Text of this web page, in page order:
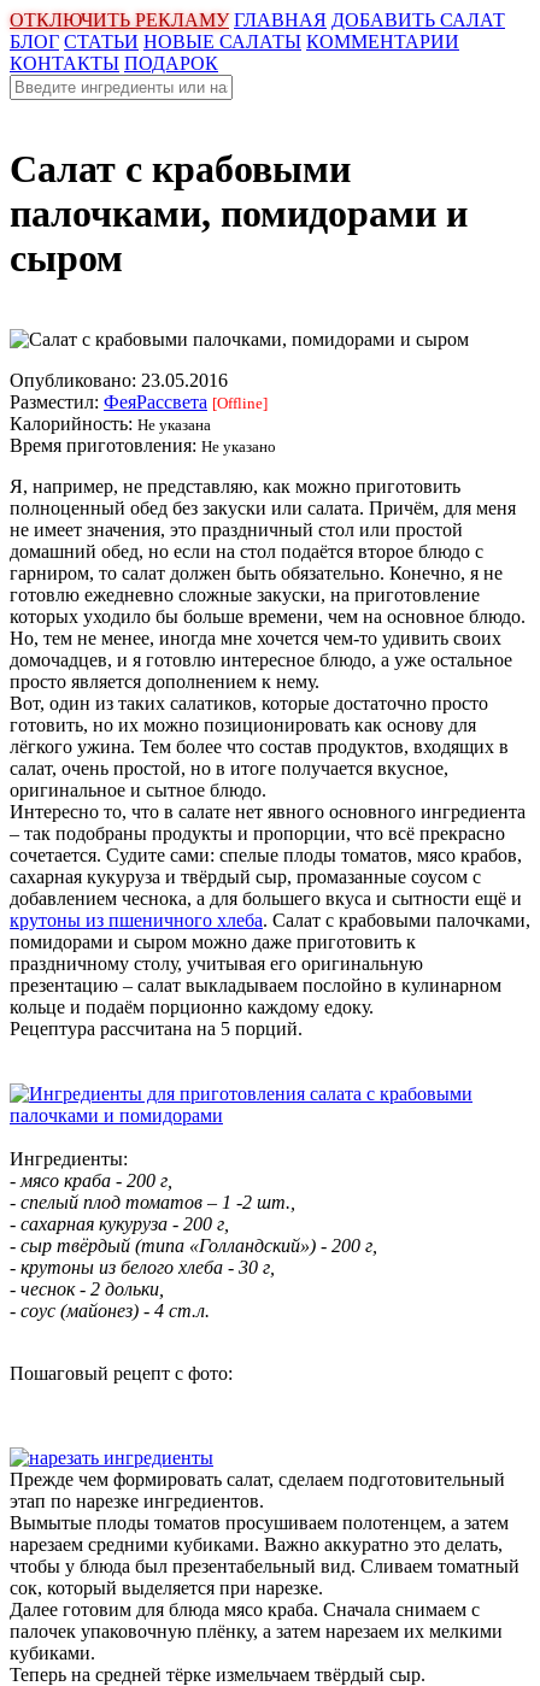
ОТКЛЮЧИТЬ РЕКЛАМУ ГЛАВНАЯ ДОБАВИТЬ САЛАТ
БЛОГ СТАТЬИ НОВЫЕ САЛАТЫ КОММЕНТАРИИ
КОНТАКТЫ ПОДАРОК
Салат с крабовыми
палочками, помидорами и
сыром
Опубликовано: 23.05.2016
Разместил: ФеяРассвета [Offline]
Калорийность: Не указана
Время приготовления: Не указано
Я, например, не представляю, как можно приготовить
полноценный обед без закуски или салата. Причём, для меня
не имеет значения, это праздничный стол или простой
домашний обед, но если на стол подаётся второе блюдо с
гарниром, то салат должен быть обязательно. Конечно, я не
готовлю ежедневно сложные закуски, на приготовление
которых уходило бы больше времени, чем на основное блюдо.
Но, тем не менее, иногда мне хочется чем-то удивить своих
домочадцев, и я готовлю интересное блюдо, а уже остальное
просто является дополнением к нему.
Вот, один из таких салатиков, которые достаточно просто
готовить, но их можно позиционировать как основу для
лёгкого ужина. Тем более что состав продуктов, входящих в
салат, очень простой, но в итоге получается вкусное,
оригинальное и сытное блюдо.
Интересно то, что в салате нет явного основного ингредиента
– так подобраны продукты и пропорции, что всё прекрасно
сочетается. Судите сами: спелые плоды томатов, мясо крабов,
сахарная кукуруза и твёрдый сыр, промазанные соусом с
добавлением чеснока, а для большего вкуса и сытности ещё и
крутоны из пшеничного хлеба. Салат с крабовыми палочками,
помидорами и сыром можно даже приготовить к
праздничному столу, учитывая его оригинальную
презентацию – салат выкладываем послойно в кулинарном
кольце и подаём порционно каждому едоку.
Рецептура рассчитана на 5 порций.
Ингредиенты:
- мясо краба - 200 г,
- спелый плод томатов – 1 -2 шт.,
- сахарная кукуруза - 200 г,
- сыр твёрдый (типа «Голландский») - 200 г,
- крутоны из белого хлеба - 30 г,
- чеснок - 2 дольки,
- соус (майонез) - 4 ст.л.
Пошаговый рецепт с фото:
Прежде чем формировать салат, сделаем подготовительный
этап по нарезке ингредиентов.
Вымытые плоды томатов просушиваем полотенцем, а затем
нарезаем средними кубиками. Важно аккуратно это делать,
чтобы у блюда был презентабельный вид. Сливаем томатный
сок, который выделяется при нарезке.
Далее готовим для блюда мясо краба. Сначала снимаем с
палочек упаковочную плёнку, а затем нарезаем их мелкими
кубиками.
Теперь на средней тёрке измельчаем твёрдый сыр.